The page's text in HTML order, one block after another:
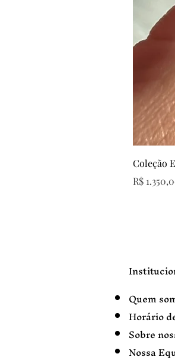
Coleção
Preço
R$
Quem
Horário
Sobre
Nossa